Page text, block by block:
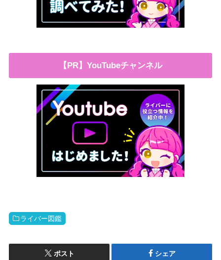
【PR】YouTubeチャンネル
ライバー図鑑
ポスト シェア